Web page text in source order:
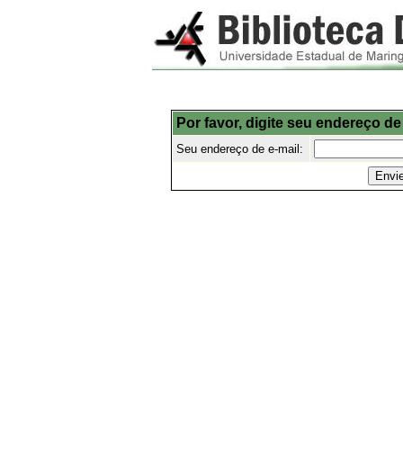
Por favor, digite seu endereço
Seu endereço de e-mail: